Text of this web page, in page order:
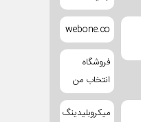
webone.co
فروشگاه
انتخاب من
میکروبلیدینگ